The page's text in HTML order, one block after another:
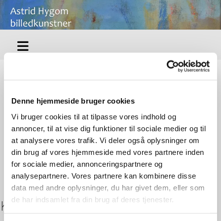
Denne hjemmeside bruger cookies
Vi bruger cookies til at tilpasse vores indhold og
annoncer, til at vise dig funktioner til sociale medier og til
at analysere vores trafik. Vi deler også oplysninger om
din brug af vores hjemmeside med vores partnere inden
for sociale medier, annonceringspartnere og
analysepartnere. Vores partnere kan kombinere disse
data med andre oplysninger, du har givet dem, eller som
de har indsamlet fra din brug af deres tjenester.
Kontakt